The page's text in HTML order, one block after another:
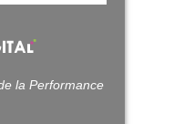
la Performance